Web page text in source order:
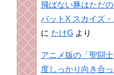
飛ばない豚はただ
バットX スカイズ・
に たけG より
アニメ版の「聖闘
度しっかり向き合